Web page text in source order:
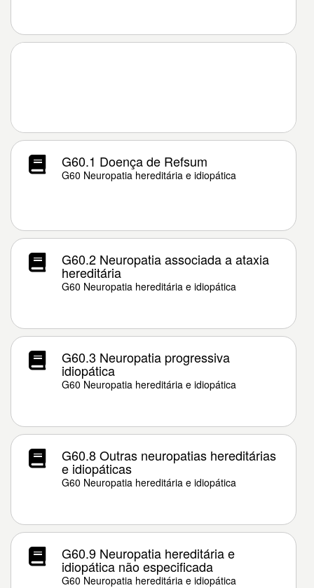
G60.1 Doença de Refsum
G60 Neuropatia hereditária e idiopática
G60.2 Neuropatia associada a ataxia
hereditária
G60 Neuropatia hereditária e idiopática
G60.3 Neuropatia progressiva
idiopática
G60 Neuropatia hereditária e idiopática
G60.8 Outras neuropatias hereditárias
e idiopáticas
G60 Neuropatia hereditária e idiopática
G60.9 Neuropatia hereditária e
idiopática não especificada
G60 Neuropatia hereditária e idiopática